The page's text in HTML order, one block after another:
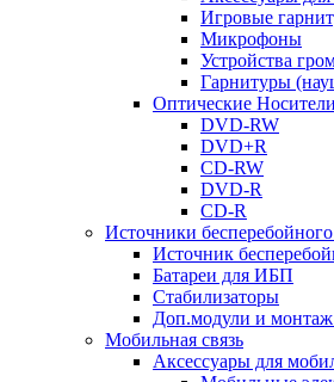
Игровые
Микрофоны
Устройства
Гарнитуры
Оптические
DVD-RW
DVD+R
CD-RW
DVD-R
CD-R
Источники
Источник
Батареи для ИБП
Стабилизаторы
Доп.модули и
Мобильная связь
Аксессуары для